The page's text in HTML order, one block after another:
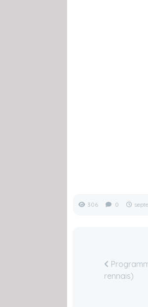
306 0
rennais)